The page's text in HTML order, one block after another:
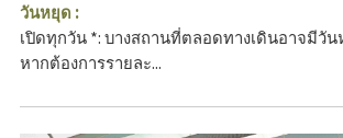
วันหยุด :
เปิดทุกวัน *: บางสถานที่ตลอดทางเดินอาจมีวั
หากต้องการรายละ...